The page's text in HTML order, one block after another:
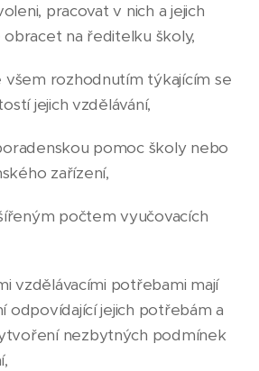
pracovat v nich a jejich
na ředitelku školy,
rozhodnutím týkajícím se
jejich vzdělávání,
pomoc školy nebo
zařízení,
počtem vyučovacích
vzdělávacími potřebami mají
odpovídající jejich potřebám a
nezbytných podmínek